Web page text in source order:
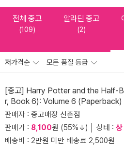
전체 중고
(109)
알라딘 중고
(2)
저가격순 모든 품질 등급
[중고] Harry Potter and the Half-
r, Book 6): Volume 6 (Paperback)
판매자 : 중고매장 신촌점
판매가 : 8,100원 (55%↓) │ 상태 : 상
배송비 : 2만원 미만 배송료 2,500원